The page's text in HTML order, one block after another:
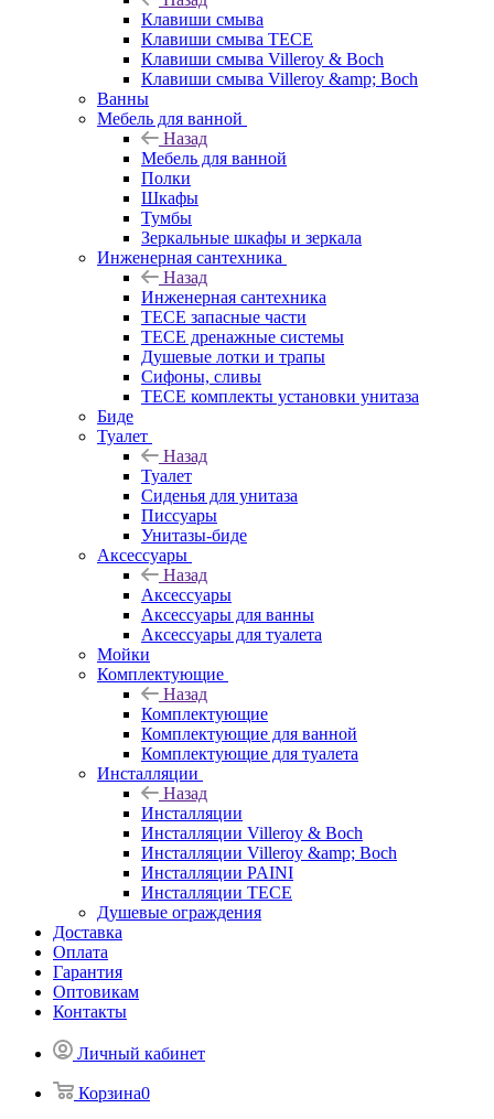
Клавиши смыва
Клавиши смыва TECE
Клавиши смыва Villeroy & Boch
Клавиши смыва Villeroy &amp; Boch
Ванны
Мебель для ванной
Назад
Мебель для ванной
Полки
Шкафы
Тумбы
Зеркальные шкафы и зеркала
Инженерная сантехника
Назад
Инженерная сантехника
TECE запасные части
TECE дренажные системы
Душевые лотки и трапы
Сифоны, сливы
TECE комплекты установки унитаза
Биде
Туалет
Назад
Туалет
Сиденья для унитаза
Писсуары
Унитазы-биде
Аксессуары
Назад
Аксессуары
Аксессуары для ванны
Аксессуары для туалета
Мойки
Комплектующие
Назад
Комплектующие
Комплектующие для ванной
Комплектующие для туалета
Инсталляции
Назад
Инсталляции
Инсталляции Villeroy & Boch
Инсталляции Villeroy &amp; Boch
Инсталляции PAINI
Инсталляции TECE
Душевые ограждения
Доставка
Оплата
Гарантия
Оптовикам
Контакты
Личный кабинет
Корзина0